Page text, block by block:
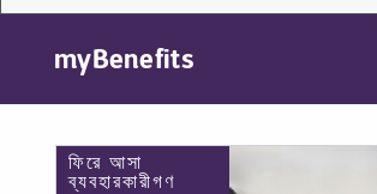
myBenefits
ফিরে আসা
ব্যবহারকারীগণ